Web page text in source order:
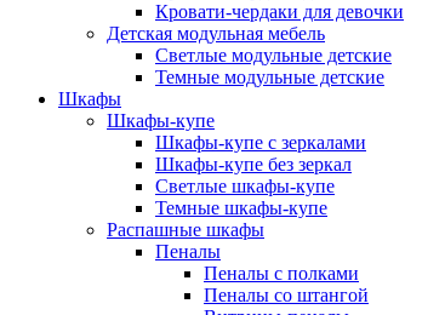
Кровати-чердаки для девочки
Детская модульная мебель
Светлые модульные детские
Темные модульные детские
Шкафы
Шкафы-купе
Шкафы-купе с зеркалами
Шкафы-купе без зеркал
Светлые шкафы-купе
Темные шкафы-купе
Распашные шкафы
Пеналы
Пеналы с полками
Пеналы со штангой